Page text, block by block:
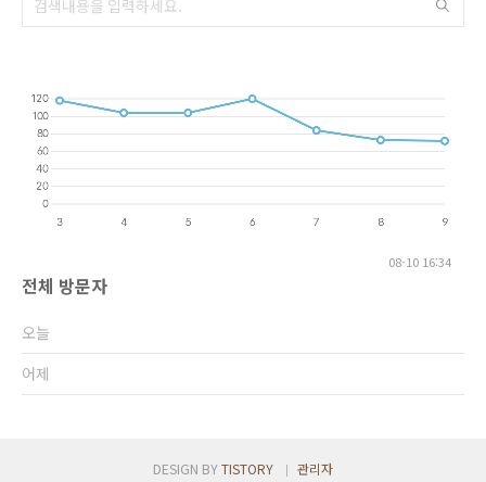
08-10 16:34
전체 방문자
오늘
어제
DESIGN BYTISTORY 관리자